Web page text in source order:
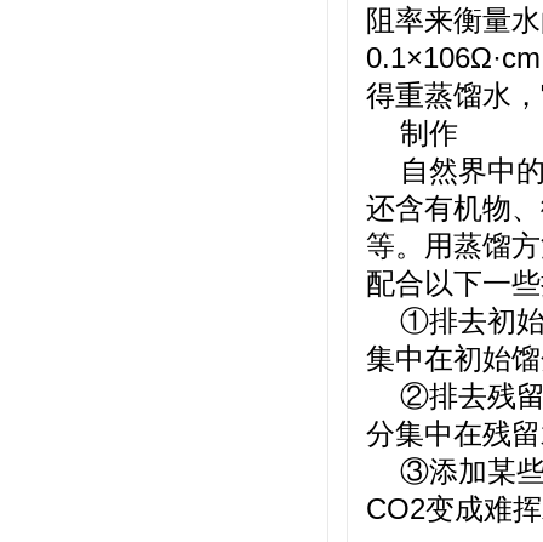
阻率来衡量
得重蒸馏水
制作
自然界中
还含有机物
等。用蒸馏
配合以下一
①排去初
集中在初始
②排去残
分集中在残
③添加某
CO2变成难